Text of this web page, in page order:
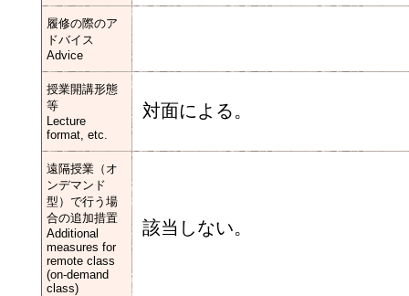
履修の際のア
ドバイス
Advice
授業開講形態
等
Lecture
format, etc.
対面による。
遠隔授業（オ
ンデマンド
型）で行う場
合の追加措置
Additional
measures for
remote class
(on-demand
class)
該当しない。